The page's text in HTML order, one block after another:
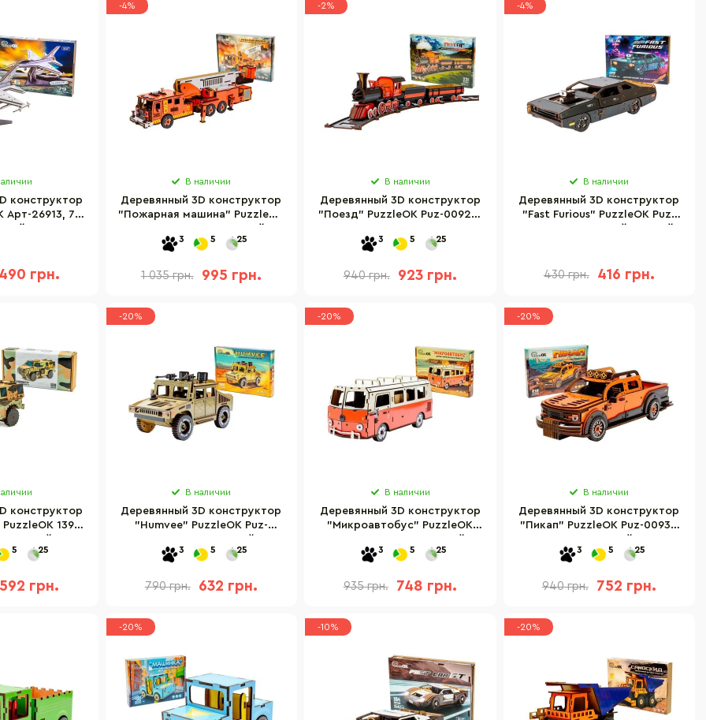
конструктор
Арт-26913, 79
490 грн.
-4%
В наличии
Деревянный 3D конструктор
"Пожарная машина" PuzzleOK
3 5 25
1 035 грн. 995 грн.
-2%
В наличии
Деревянный 3D конструктор
"Поезд" PuzzleOK Puz-00924,
3 5 25
940 грн. 923 грн.
-4%
В наличии
Деревянный 3D конструктор
"Fast Furious" PuzzleOK Puz-
430 грн. 416 грн.
конструктор
139-
5 25
592 грн.
-20%
В наличии
Деревянный 3D конструктор
"Humvee" PuzzleOK Puz-
3 5 25
790 грн. 632 грн.
-20%
В наличии
Деревянный 3D конструктор
"Микроавтобус" PuzzleOK
3 5 25
935 грн. 748 грн.
-20%
В наличии
Деревянный 3D конструктор
"Пикап" PuzzleOK Puz-00931,
3 5 25
940 грн. 752 грн.
-20% -10% -20%